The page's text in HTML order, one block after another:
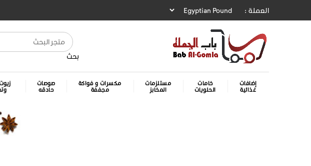
العملة :
بحث
إضافات
غذائية
خامات
الحلويات
مستلزمات
المخابز
مكسرات و فواكة
مجففة
صوصات
حادقه